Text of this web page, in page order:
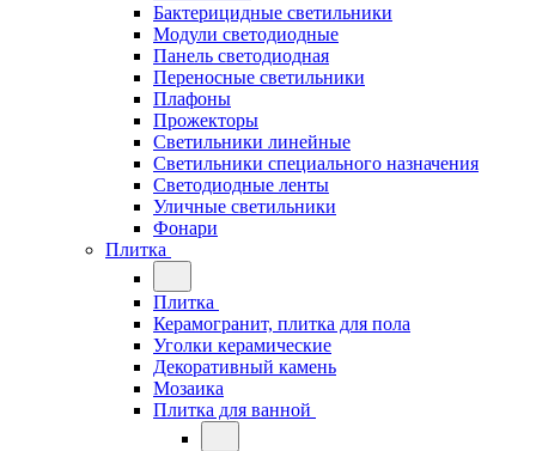
Бактерицидные светильники
Модули светодиодные
Панель светодиодная
Переносные светильники
Плафоны
Прожекторы
Светильники линейные
Светильники специального назначения
Светодиодные ленты
Уличные светильники
Фонари
Плитка
Плитка
Керамогранит, плитка для пола
Уголки керамические
Декоративный камень
Мозаика
Плитка для ванной